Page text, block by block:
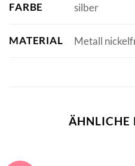
FARBE silber
MATERIAL Metall
ÄHNLICHE